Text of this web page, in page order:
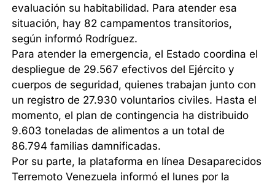
evaluación su habitabilidad. Para atender esa
situación, hay 82 campamentos transitorios,
según informó Rodríguez.
Para atender la emergencia, el Estado coordina el
despliegue de 29.567 efectivos del Ejército y
cuerpos de seguridad, quienes trabajan junto con
un registro de 27.930 voluntarios civiles. Hasta el
momento, el plan de contingencia ha distribuido
9.603 toneladas de alimentos a un total de
86.794 familias damnificadas.
Por su parte, la plataforma en línea Desaparecidos
Terremoto Venezuela informó el lunes por la